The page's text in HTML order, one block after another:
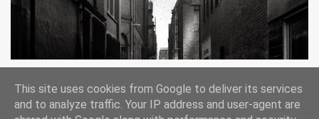
Lee Jeffries
This site uses cookies from Google to deliver its services
and to analyze traffic. Your IP address and user-agent are